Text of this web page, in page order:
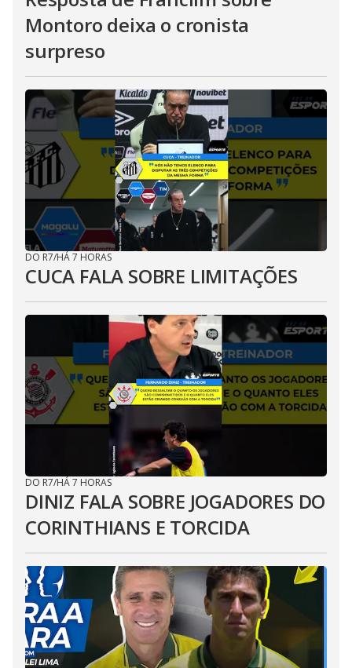
Montoro deixa o cronista
surpreso
DO R7/HÁ 7 HORAS
CUCA FALA SOBRE LIMITAÇÕES
DO R7/HÁ 7 HORAS
DINIZ FALA SOBRE JOGADORES DO
CORINTHIANS E TORCIDA